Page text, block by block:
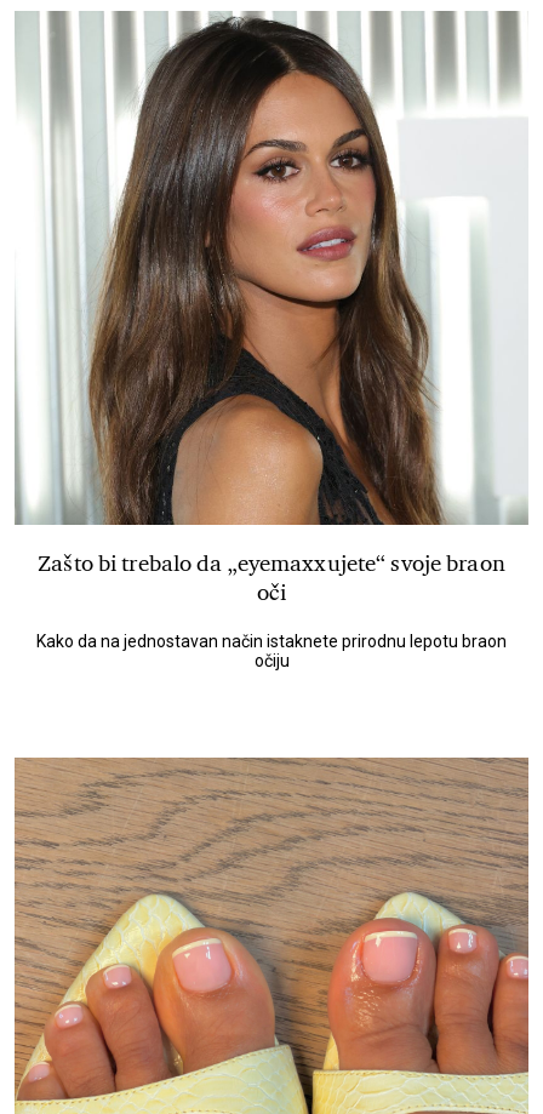
Zašto bi trebalo da „eyemaxxujete“ svoje braon
oči
Kako da na jednostavan način istaknete prirodnu lepotu braon
očiju